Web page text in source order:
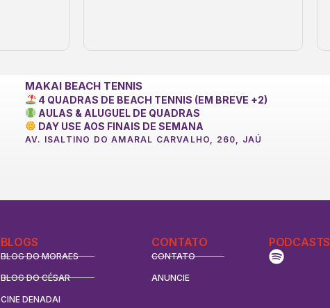
MAKAI BEACH TENNIS
4 QUADRAS DE BEACH TENNIS (EM BREVE +2)
AULAS & ALUGUEL DE QUADRAS
DAY USE AOS FINAIS DE SEMANA
AV. ISALTINO DO AMARAL CARVALHO, 260, JAÚ
BLOGS
BLOG DO MORAES
BLOG DO CÉSAR
CINE DENADAI
CONTATO
CONTATO
ANUNCIE
PODCASTS